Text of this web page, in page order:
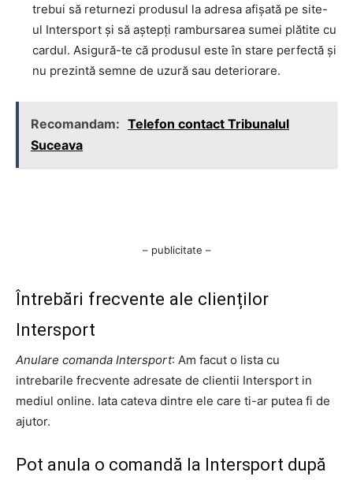
trebui să returnezi produsul la adresa afișată pe site-
ul Intersport și să aștepți rambursarea sumei plătite cu
cardul. Asigură-te că produsul este în stare perfectă și
nu prezintă semne de uzură sau deteriorare.
Recomandam: Telefon contact Tribunalul
Suceava
– publicitate –
Întrebări frecvente ale clienților
Intersport
Anulare comanda Intersport: Am facut o lista cu
intrebarile frecvente adresate de clientii Intersport in
mediul online. Iata cateva dintre ele care ti-ar putea fi de
ajutor.
Pot anula o comandă la Intersport după